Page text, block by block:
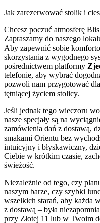
Jak zarezerwować stolik i
Chcesz poczuć atmosferę
Zapraszamy do naszego
Aby zapewnić sobie
skorzystania z wygodnego
pośrednictwem platformy
telefonie, aby wybrać
pozwoli nam przygotować
tętniącej życiem stolicy.
Jeśli jednak tego wieczoru
nasze specjały są na
zamówienia dań z dostawą,
smakami Orientu bez
intuicyjny i błyskawiczny,
Ciebie w krótkim czasie,
świeżość.
Niezależnie od tego, czy
naszym barze, czy szybki
wszelkich starań, aby każda
z dostawą – była
przy Złotej 11 lub w Twoim